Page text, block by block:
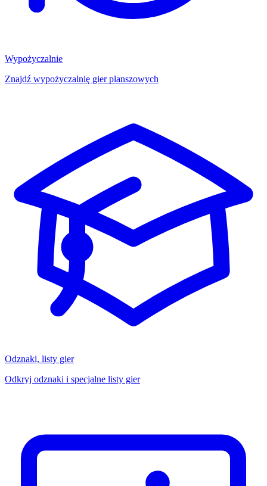
Wypożyczalnie
Znajdź wypożyczalnię gier planszowych
Odznaki, listy gier
Odkryj odznaki i specjalne listy gier